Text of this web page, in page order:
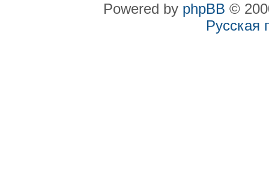
Powered by phpBB ©
Русская